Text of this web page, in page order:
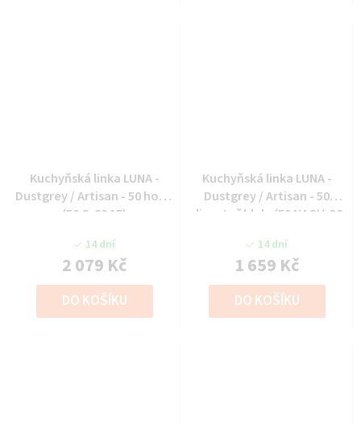
Kuchyňská linka LUNA -
Dustgrey / Artisan - 50 horní
(50 G-90 1F)
14 dní
2 079 Kč
DO KOŠÍKU
Kuchyňská linka LUNA -
Dustgrey / Artisan - 50
digestoř hlub. (50 NAGU-36
14 dní
1 659 Kč
DO KOŠÍKU